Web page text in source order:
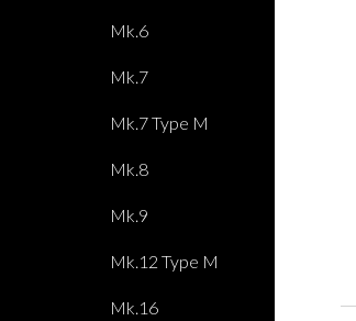
Mk.6
Mk.7
Mk.7 Type M
Mk.8
Mk.9
Mk.12 Type M
Mk.16